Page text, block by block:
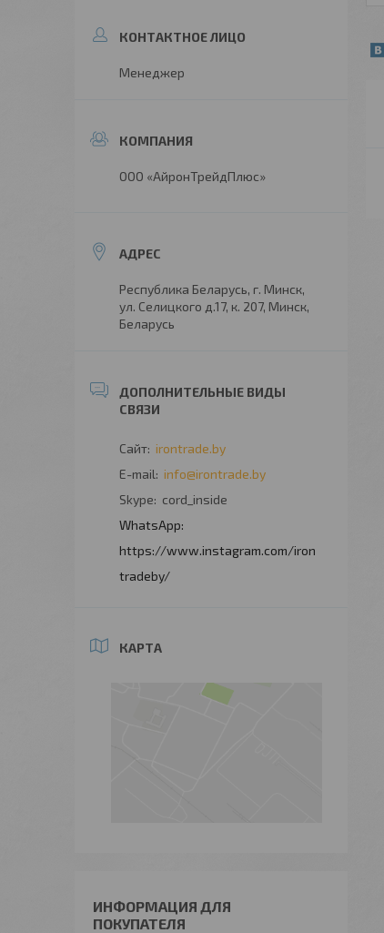
Менеджер
ООО «АйронТрейдПлюс»
Республика Беларусь, г. Минск,
ул. Селицкого д.17, к. 207, Минск,
Беларусь
irontrade.by
info@irontrade.by
cord_inside
https://www.instagram.com/iron
tradeby/
КАРТА
ИНФОРМАЦИЯ ДЛЯ
ПОКУПАТЕЛЯ